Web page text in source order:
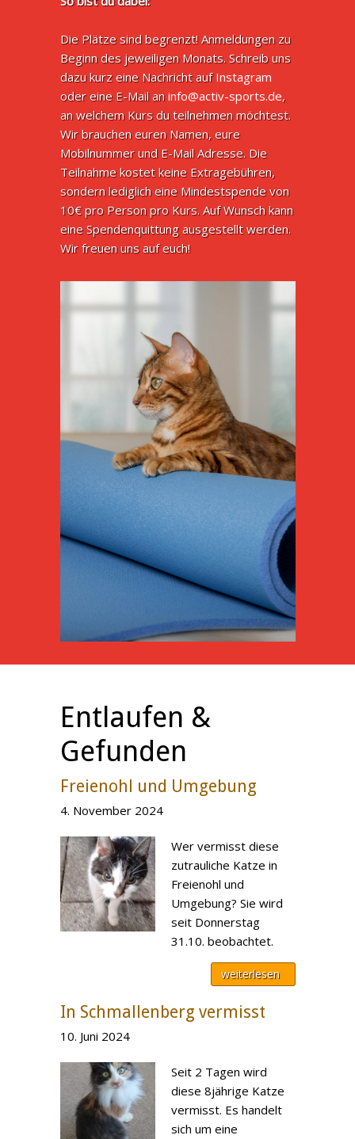
Die Plätze sind begrenzt! Anmeldungen zu
Beginn des jeweiligen Monats. Schreib uns
dazu kurz eine Nachricht aufInstagram
oder eine E-Mail aninfo@activ-sports.de,
an welchem Kurs du teilnehmen möchtest.
Wir brauchen euren Namen, eure
Mobilnummer und E-Mail Adresse. Die
Teilnahme kostet keine Extragebühren,
sondern lediglich eine Mindestspende von
10€ pro Person pro Kurs. Auf Wunsch kann
eine Spendenquittung ausgestellt werden.
Wir freuen uns auf euch!
Entlaufen &
Gefunden
Freienohl und Umgebung
4. November 2024
Wer vermisst diese
zutrauliche Katze in
Freienohl und
Umgebung? Sie wird
seit Donnerstag
31.10. beobachtet.
weiterlesen
In Schmallenberg vermisst
10. Juni 2024
Seit 2 Tagen wird
diese 8jährige Katze
vermisst. Es handelt
sich um eine